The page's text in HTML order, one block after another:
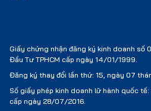
Giấy chứng nhận đăng ký kinh doanh số
Đầu Tư TPHCM cấp ngày 14/01/1999.
Đăng ký thay đổi lần thứ: 15, ngày 07
Số giấy phép kinh doanh lữ hành quốc tế:
cấp ngày 28/07/2016.